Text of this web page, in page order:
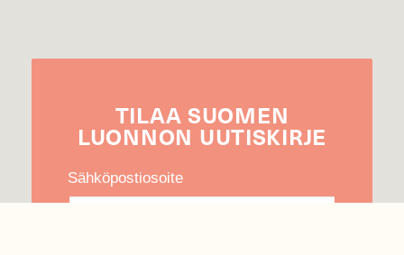
TILAA SUOMEN
LUONNON UUTIS­KIRJE
Sähköpostiosoite